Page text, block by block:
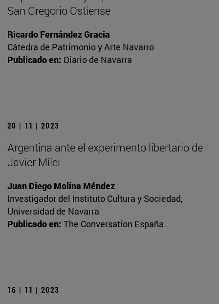
San Gregorio Ostiense
Ricardo Fernández Gracia
Cátedra de Patrimonio y Arte Navarro
Publicado en: Diario de Navarra
20 | 11 | 2023
Argentina ante el experimento libertario de
Javier Milei
Juan Diego Molina Méndez
Investigador del Instituto Cultura y Sociedad,
Universidad de Navarra
Publicado en: The Conversation España
16 | 11 | 2023